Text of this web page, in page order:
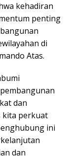
kehadiran
penting
di
Atas.
dan
kita perkuat
ini
dan